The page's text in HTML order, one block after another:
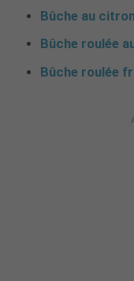
Bûche au
Bûche roulée
Bûche roulée